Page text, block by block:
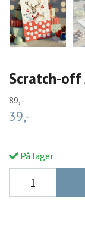
Scratch-off
89,-
39,-
På lager